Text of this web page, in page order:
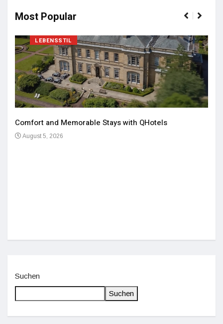
Most Popular
LEBENSSTIL
Comfort and Memorable Stays with QHotels
August 5, 2026
Suchen
Suchen